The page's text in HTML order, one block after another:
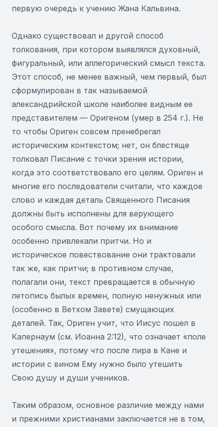
первую очередь к учению Жана Кальвина.
Однако существовал и другой способ
толкования, при котором выявлялся духовный,
фигуральный, или аллегорический смысл текста.
Этот способ, не менее важный, чем первый, был
сформулирован в так называемой
александрийской школе наиболее видным ее
представителем — Оригеном (умер в 254 г.). Не
то чтобы Ориген совсем пренебрегал
историческим контекстом; нет, он блестяще
толковал Писание с точки зрения истории,
когда это соответствовало его целям. Ориген и
многие его последователи считали, что каждое
слово и каждая деталь Священного Писания
должны быть исполнены для верующего
особого смысла. Вот почему их внимание
особенно привлекали притчи. Но и
историческое повествование они трактовали
так же, как притчи; в противном случае,
полагали они, текст превращается в обычную
летопись былых времен, полную ненужных или
(особенно в Ветхом Завете) смущающих
деталей. Так, Ориген учит, что Иисус пошел в
Капернаум (см. Иоанна 2:12), что означает «поле
утешения», потому что после пира в Кане и
истории с вином Ему нужно было утешить
Свою душу и души учеников.
Таким образом, основное различие между нами
и прежними христианами заключается не в том,